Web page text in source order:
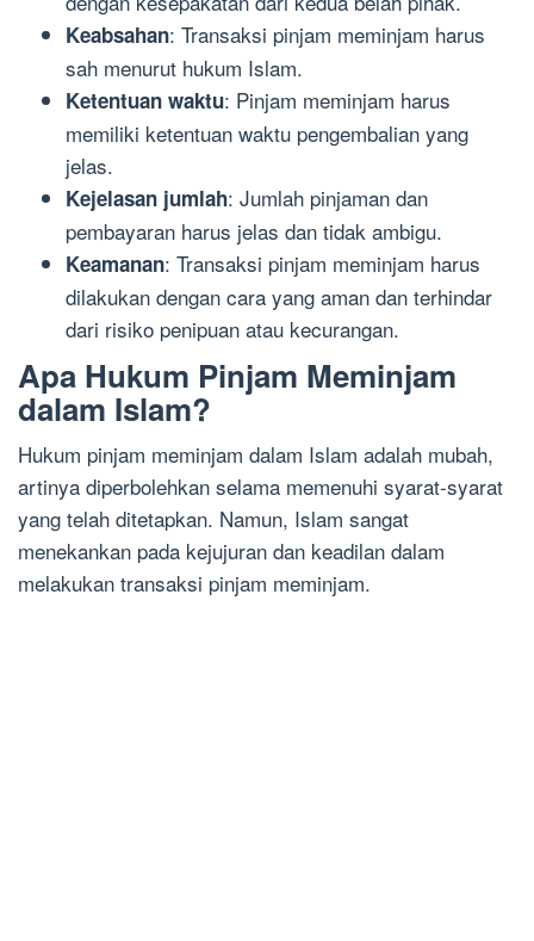
Keabsahan: Transaksi pinjam meminjam harus
sah menurut hukum Islam.
Ketentuan waktu: Pinjam meminjam harus
memiliki ketentuan waktu pengembalian yang
jelas.
Kejelasan jumlah: Jumlah pinjaman dan
pembayaran harus jelas dan tidak ambigu.
Keamanan: Transaksi pinjam meminjam harus
dilakukan dengan cara yang aman dan terhindar
dari risiko penipuan atau kecurangan.
Apa Hukum Pinjam Meminjam
dalam Islam?
Hukum pinjam meminjam dalam Islam adalah mubah,
artinya diperbolehkan selama memenuhi syarat-syarat
yang telah ditetapkan. Namun, Islam sangat
menekankan pada kejujuran dan keadilan dalam
melakukan transaksi pinjam meminjam.